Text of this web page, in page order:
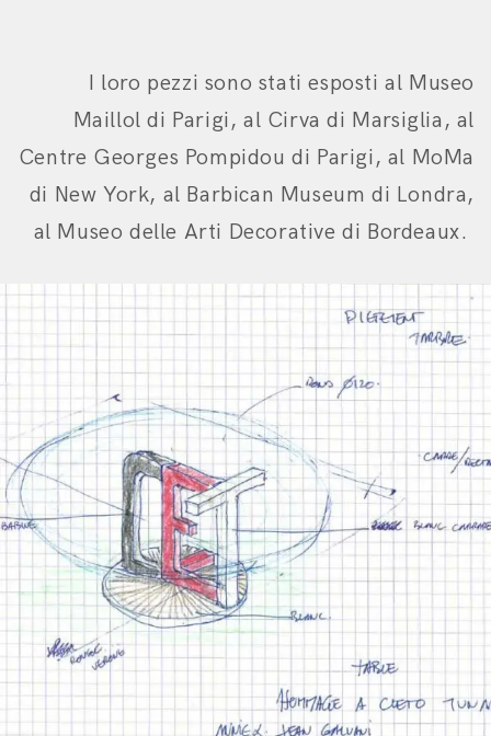
I loro pezzi sono stati esposti al Museo
Maillol di Parigi, al Cirva di Marsiglia, al
Centre Georges Pompidou di Parigi, al MoMa
di New York, al Barbican Museum di Londra,
al Museo delle Arti Decorative di Bordeaux.